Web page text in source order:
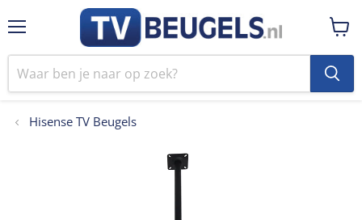
Hisense TV Beugels